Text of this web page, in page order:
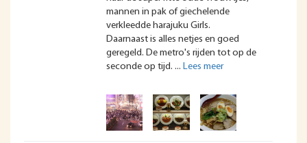
mannen in pak of giechelende
verkleedde harajuku Girls.
Daarnaast is alles netjes en goed
geregeld. De metro's rijden tot op de
seconde op tijd.